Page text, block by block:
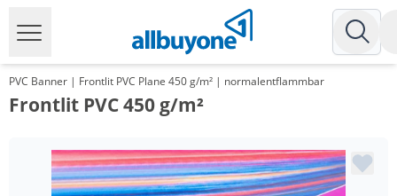
PVC Banner | Frontlit PVC Plane 450 g/m² | normalentflammbar
Frontlit PVC 450 g/m²